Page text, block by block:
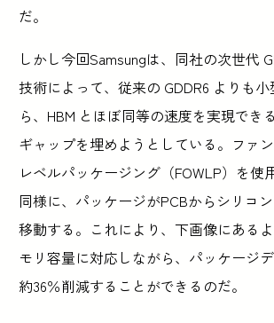
だ。
しかし今回Samsungは、同社の次世代
技術によって、従来の GDDR6 よりも
ら、HBM とほぼ同等の速度を実現でき
ギャップを埋めようとしている。ファ
レベルパッケージング（FOWLP）を使
同様に、パッケージがPCBからシリコ
移動する。これにより、下画像にある
モリ容量に対応しながら、パッケージ
約36％削減することができるのだ。